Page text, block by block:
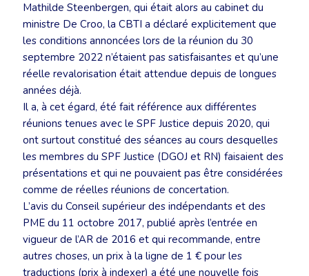
Mathilde Steenbergen, qui était alors au cabinet du
ministre De Croo, la CBTI a déclaré explicitement que
les conditions annoncées lors de la réunion du 30
septembre 2022 n’étaient pas satisfaisantes et qu’une
réelle revalorisation était attendue depuis de longues
années déjà.
Il a, à cet égard, été fait référence aux différentes
réunions tenues avec le SPF Justice depuis 2020, qui
ont surtout constitué des séances au cours desquelles
les membres du SPF Justice (DGOJ et RN) faisaient des
présentations et qui ne pouvaient pas être considérées
comme de réelles réunions de concertation.
L’avis du Conseil supérieur des indépendants et des
PME du 11 octobre 2017, publié après l’entrée en
vigueur de l’AR de 2016 et qui recommande, entre
autres choses, un prix à la ligne de 1 € pour les
traductions (prix à indexer) a été une nouvelle fois